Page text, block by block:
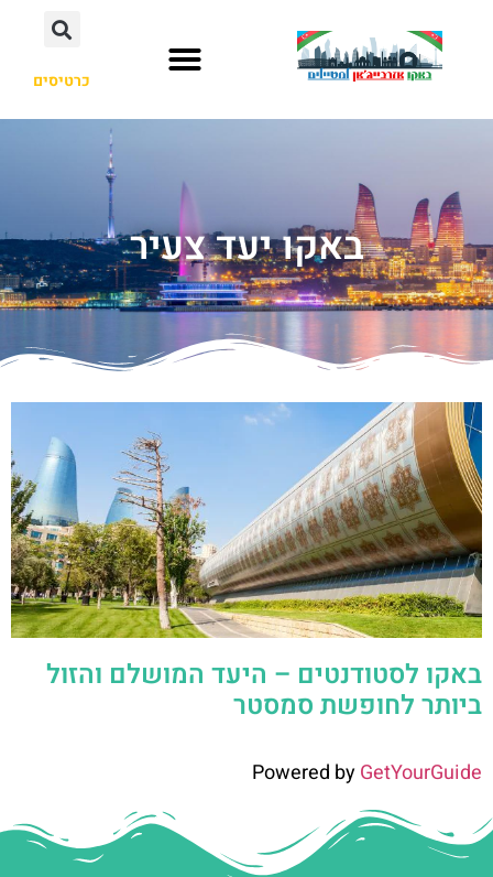
כרטיסים
באקו יעד צעיר
באקו לסטודנטים – היעד המושלם והזול
ביותר לחופשת סמסטר
Powered byGetYourGuide